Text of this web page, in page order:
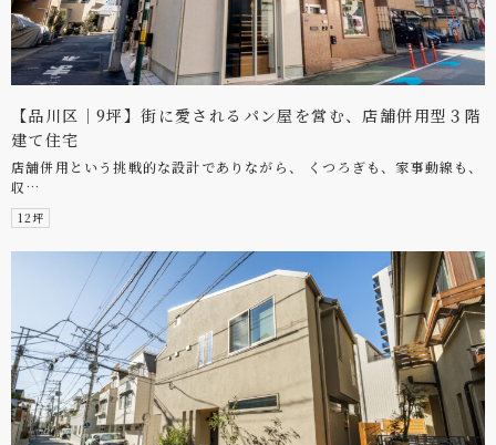
【品川区｜9坪】街に愛されるパン屋を営む、店舗併用型３階
建て住宅
店舗併用という挑戦的な設計でありながら、 くつろぎも、家事動線も、
収…
12坪